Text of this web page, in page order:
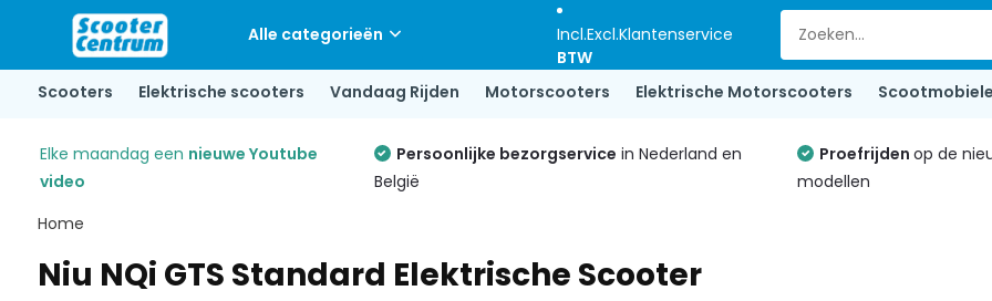
Alle categorieën Incl.Excl.
BTW
Klantenservice
Scooters Elektrische scooters Vandaag Rijden Motorscooters Elektrische Motorscooters
Elke maandag een nieuwe Youtube
video
Persoonlijke bezorgservice in Nederland en
België
Proefrijdenop de
modellen
Home
Niu NQi GTS Standard Elektrische Scooter